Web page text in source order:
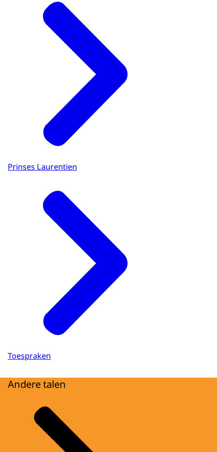
Prinses Laurentien
Toespraken
Andere talen